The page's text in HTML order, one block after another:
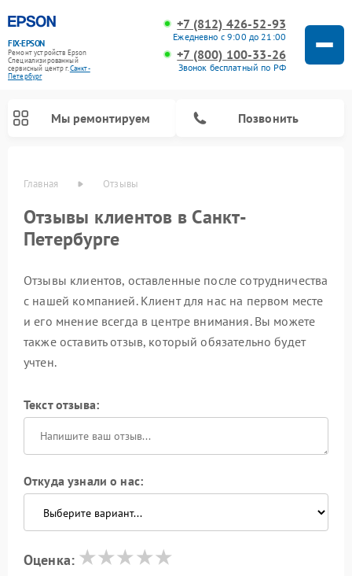
FIX-EPSON
Ремонт устройств Epson
Специализированный
cервисный центр г.Санкт-
Петербург
+7 (812) 426-52-93
Ежедневно с 9:00 до 21:00
+7 (800) 100-33-26
Звонок бесплатный по РФ
Мы ремонтируем Позвонить
Главная Отзывы
Отзывы клиентов в Санкт-
Петербурге
Отзывы клиентов, оставленные после сотрудничества
с нашей компанией. Клиент для нас на первом месте
и его мнение всегда в центре внимания. Вы можете
также оставить отзыв, который обязательно будет
учтен.
Текст отзыва:
Откуда узнали о нас:
Оценка: